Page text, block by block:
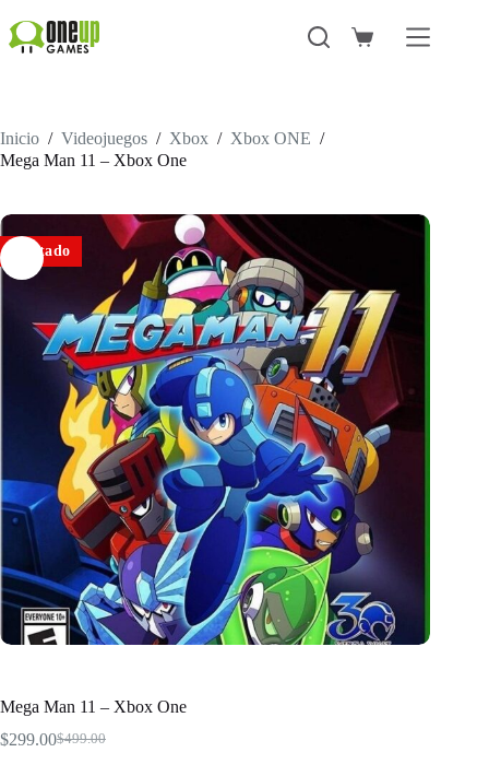
al
contenido
Carro
Inicio / Videojuegos / Xbox / Xbox ONE /
Mega Man 11 – Xbox One
Agotado
Mega Man 11 – Xbox One
$499.00
El
$299.00El